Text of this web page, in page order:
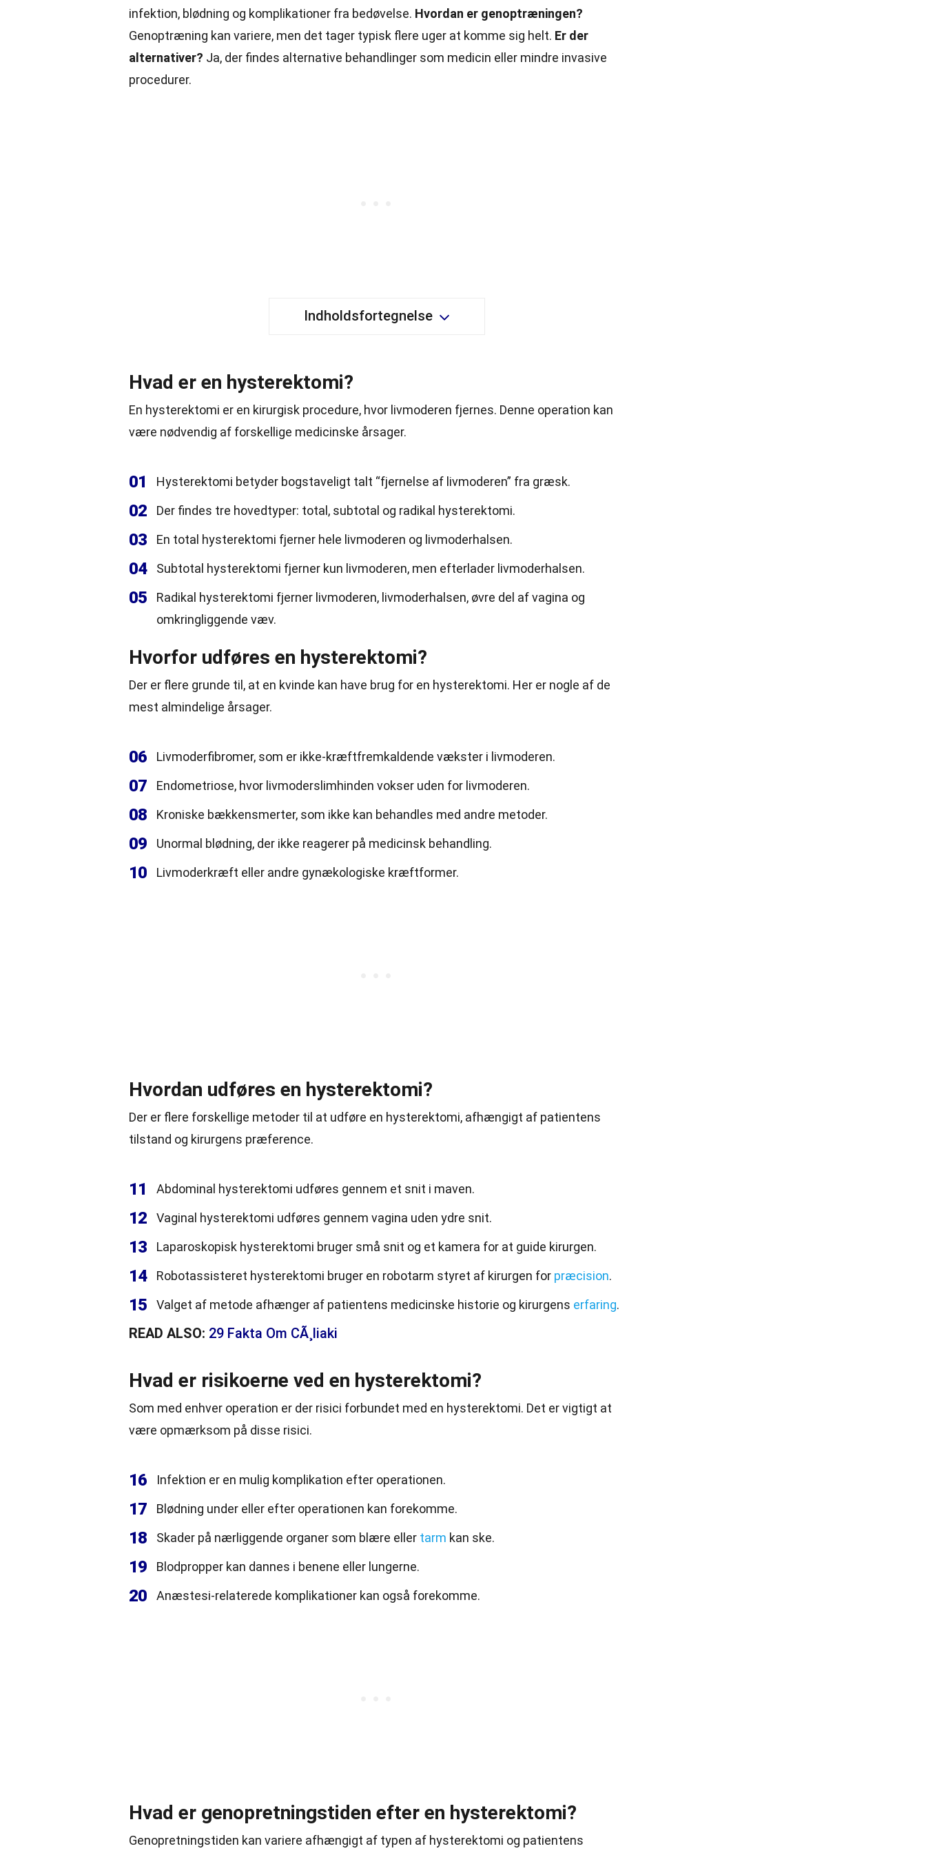
infektion, blødning og komplikationer fra bedøvelse. Hvordan er genoptræningen?
Genoptræning kan variere, men det tager typisk flere uger at komme sig helt. Er der
alternativer? Ja, der findes alternative behandlinger som medicin eller mindre invasive
procedurer.
Indholdsfortegnelse
Hvad er en hysterektomi?
En hysterektomi er en kirurgisk procedure, hvor livmoderen fjernes. Denne operation kan
være nødvendig af forskellige medicinske årsager.
01 Hysterektomi betyder bogstaveligt talt “fjernelse af livmoderen” fra græsk.
02 Der findes tre hovedtyper: total, subtotal og radikal hysterektomi.
03 En total hysterektomi fjerner hele livmoderen og livmoderhalsen.
04 Subtotal hysterektomi fjerner kun livmoderen, men efterlader livmoderhalsen.
05
Radikal hysterektomi fjerner livmoderen, livmoderhalsen, øvre del af vagina og
omkringliggende væv.
Hvorfor udføres en hysterektomi?
Der er flere grunde til, at en kvinde kan have brug for en hysterektomi. Her er nogle af de
mest almindelige årsager.
06 Livmoderfibromer, som er ikke-kræftfremkaldende vækster i livmoderen.
07 Endometriose, hvor livmoderslimhinden vokser uden for livmoderen.
08 Kroniske bækkensmerter, som ikke kan behandles med andre metoder.
09 Unormal blødning, der ikke reagerer på medicinsk behandling.
10 Livmoderkræft eller andre gynækologiske kræftformer.
Hvordan udføres en hysterektomi?
Der er flere forskellige metoder til at udføre en hysterektomi, afhængigt af patientens
tilstand og kirurgens præference.
11 Abdominal hysterektomi udføres gennem et snit i maven.
12 Vaginal hysterektomi udføres gennem vagina uden ydre snit.
13 Laparoskopisk hysterektomi bruger små snit og et kamera for at guide kirurgen.
14 Robotassisteret hysterektomi bruger en robotarm styret af kirurgen for præcision.
15 Valget af metode afhænger af patientens medicinske historie og kirurgens erfaring.
READ ALSO: 29 Fakta Om CÃ¸liaki
Hvad er risikoerne ved en hysterektomi?
Som med enhver operation er der risici forbundet med en hysterektomi. Det er vigtigt at
være opmærksom på disse risici.
16 Infektion er en mulig komplikation efter operationen.
17 Blødning under eller efter operationen kan forekomme.
18 Skader på nærliggende organer som blære eller tarm kan ske.
19 Blodpropper kan dannes i benene eller lungerne.
20 Anæstesi-relaterede komplikationer kan også forekomme.
Hvad er genopretningstiden efter en hysterektomi?
Genopretningstiden kan variere afhængigt af typen af hysterektomi og patientens